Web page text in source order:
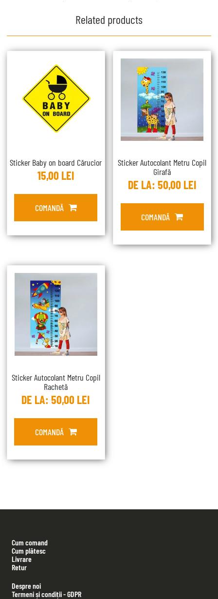
Related products
Sticker Baby on board Cărucior
15,00 LEI
COMANDĂ
Sticker Autocolant Metru Copil
Girafă
DE LA: 50,00 LEI
COMANDĂ
Sticker Autocolant Metru Copil
Rachetă
DE LA:50,00 LEI
COMANDĂ
Cum comand
Cum plătesc
Livrare
Retur
Despre noi
Termeni și condiții - GDPR